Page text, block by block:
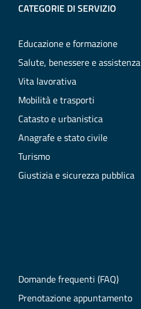
CATEGORIE DI SERVIZIO
Educazione e formazione
Salute, benessere e assistenza
Vita lavorativa
Mobilità e trasporti
Catasto e urbanistica
Anagrafe e stato civile
Turismo
Giustizia e sicurezza pubblica
Domande frequenti (FAQ)
Prenotazione appuntamento